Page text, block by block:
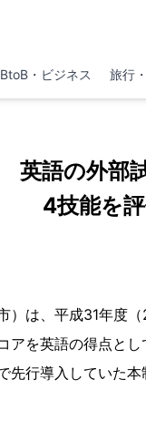
BtoB・ビジネス 旅行
英語の外部
4技能を
）は、平成31年度
アを英語の得点と
先行導入していた